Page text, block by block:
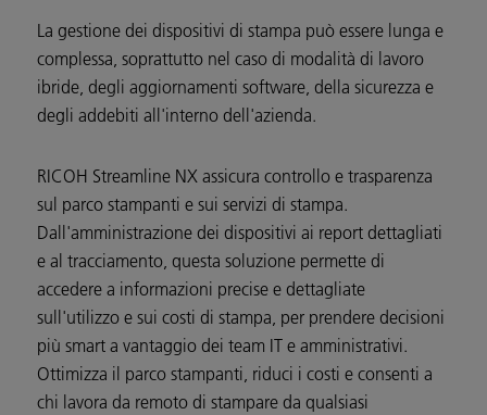
La gestione dei dispositivi di stampa può essere lunga e
complessa, soprattutto nel caso di modalità di lavoro
ibride, degli aggiornamenti software, della sicurezza e
degli addebiti all'interno dell'azienda.
RICOH Streamline NX assicura controllo e trasparenza
sul parco stampanti e sui servizi di stampa.
Dall'amministrazione dei dispositivi ai report dettagliati
e al tracciamento, questa soluzione permette di
accedere a informazioni precise e dettagliate
sull'utilizzo e sui costi di stampa, per prendere decisioni
più smart a vantaggio dei team IT e amministrativi.
Ottimizza il parco stampanti, riduci i costi e consenti a
chi lavora da remoto di stampare da qualsiasi